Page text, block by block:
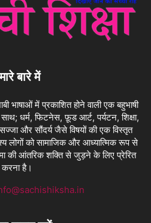
बारे में
भाषाओं में प्रकाशित होने वाली एक बहुभाषी
धर्म, फिटनेस, फ़ूड आर्ट, पर्यटन, शिक्षा,
और सौंदर्य जैसे विषयों की एक विस्तृत
लोगों को सामाजिक और आध्यात्मिक रूप से
की आंतरिक शक्ति से जुड़ने के लिए प्रेरित
करना है।